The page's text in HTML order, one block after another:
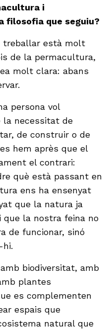
i
filosofia que seguiu?
treballar està molt
de la permacultura,
molt clara: abans
persona vol
la necessitat de
de construir o de
hem après que el
el contrari:
què està passant en
ens ha ensenyat
que la natura ja
que la nostra feina no
de funcionar, sinó
hi.
biodiversitat, amb
plantes
es complementen
espais que
natural que